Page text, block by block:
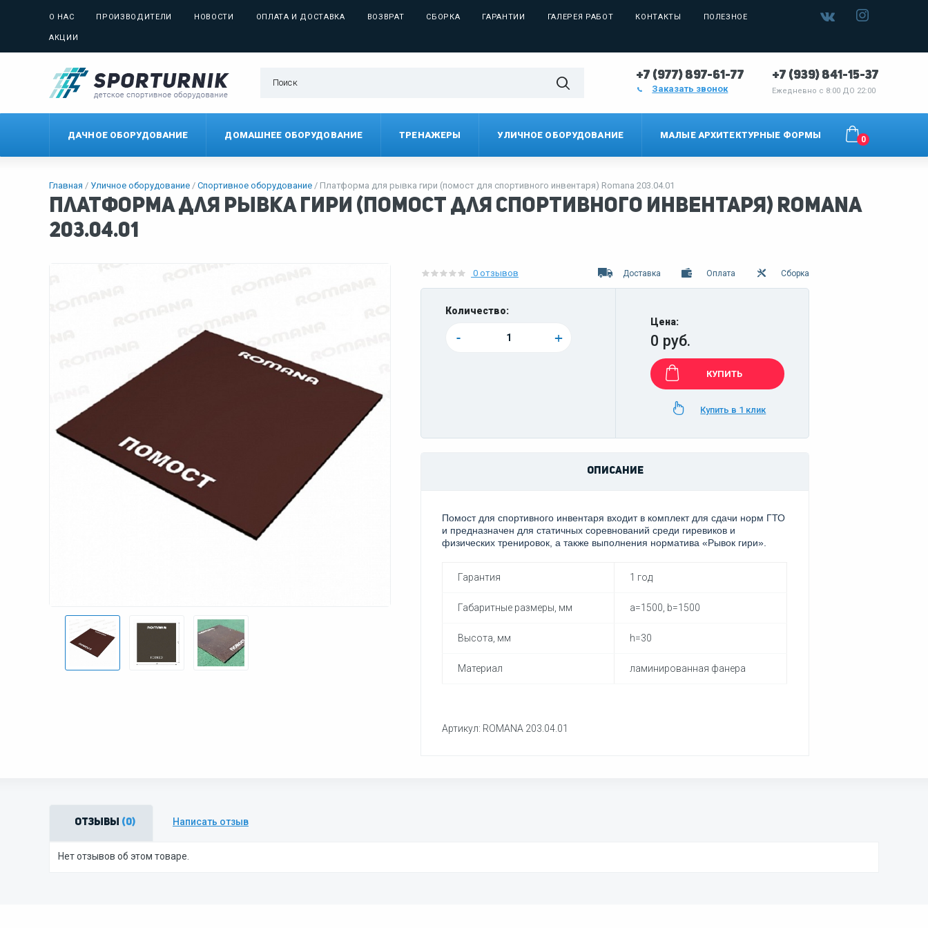
О НАС ПРОИЗВОДИТЕЛИ НОВОСТИ ОПЛАТА И ДОСТАВКА ВОЗВРАТ СБОРКА ГАРАНТИИ ГАЛЕРЕЯ РАБОТ КОНТАКТЫ ПОЛЕЗНОЕ
АКЦИИ
+7 (977) 897-61-77
Заказать звонок
+7 (939) 841-15-37
Ежедневно с 8:00 ДО 22:00
ДАЧНОЕ ОБОРУДОВАНИЕ ДОМАШНЕЕ ОБОРУДОВАНИЕ ТРЕНАЖЕРЫ УЛИЧНОЕ ОБОРУДОВАНИЕ МАЛЫЕ АРХИТЕКТУРНЫЕ ФОРМЫ 0
Главная Уличное оборудование Спортивное оборудование Платформа для рывка гири (помост для спортивного инвентаря) Romana 203.04.01
Платформа для рывка гири (помост для спортивного инвентаря) Romana
203.04.01
0 отзывов Доставка Оплата Сборка
Количество:
- +
Цена:
0 руб.
КУПИТЬ
Купить в 1 клик
ОПИСАНИЕ
Помост для спортивного инвентаря входит в комплект для сдачи норм ГТО
и предназначен для статичных соревнований среди гиревиков и
физических тренировок, а также выполнения норматива «Рывок гири».
Гарантия 1 год
Габаритные размеры, мм a=1500, b=1500
Высота, мм h=30
Материал ламинированная фанера
Артикул: ROMANA 203.04.01
Отзывы (0) Написать отзыв
Нет отзывов об этом товаре.